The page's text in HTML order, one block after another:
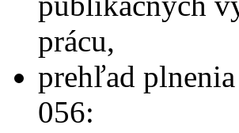
prácu,
prehľad
056: